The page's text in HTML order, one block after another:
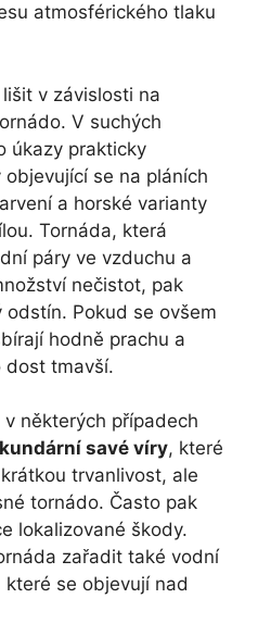
atmosférického tlaku
v závislosti na
V suchých
úkazy prakticky
se na pláních
a horské varianty
Tornáda, která
páry ve vzduchu a
nečistot, pak
Pokud se ovšem
hodně prachu a
dost tmavší.
některých případech
savé víry, které
trvanlivost, ale
tornádo. Často pak
lokalizované škody.
zařadit také vodní
se objevují nad